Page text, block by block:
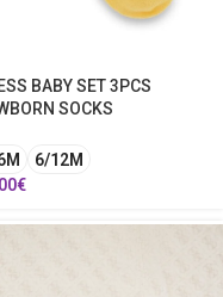
BABY SET 3PCS
SOCKS
6/12M
€